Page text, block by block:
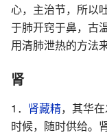
心，主治节，所以
于肺开窍于鼻，古
用清肺泄热的方
肾
1． 肾藏精，其华
时候，随时供给。